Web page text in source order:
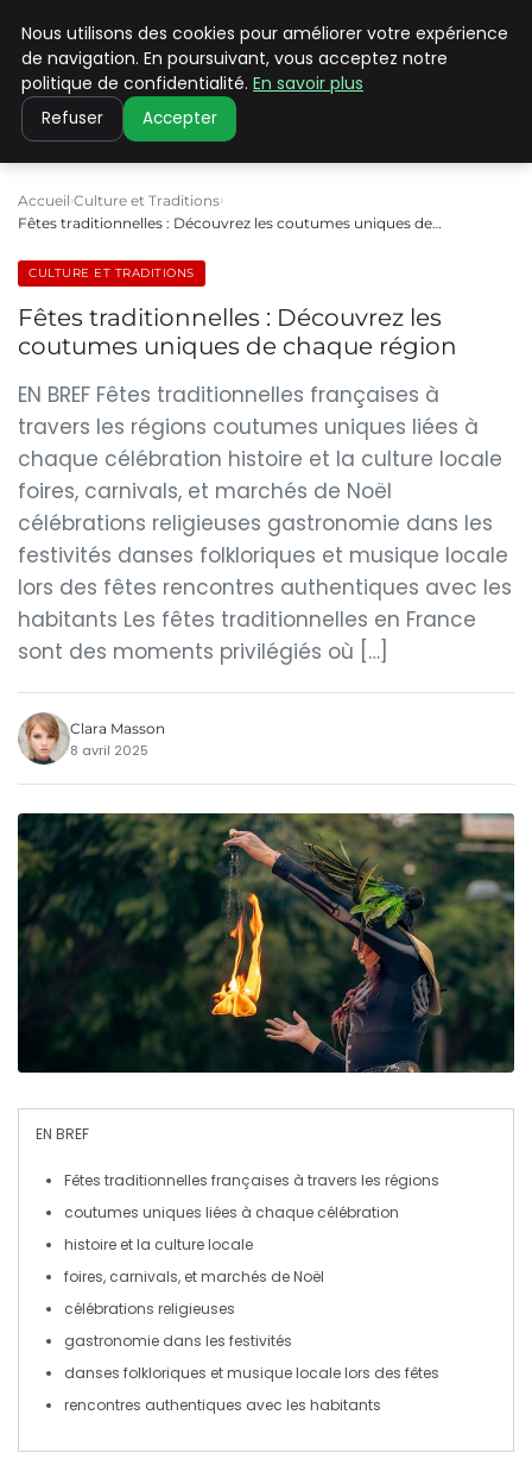
PILAT PATRIMOINES
Accueil Culture et Traditions
Fêtes traditionnelles : Découvrez les coutumes uniques de…
CULTURE ET TRADITIONS
Fêtes traditionnelles : Découvrez les
coutumes uniques de chaque région
EN BREF Fêtes traditionnelles françaises à
travers les régions coutumes uniques liées à
chaque célébration histoire et la culture locale
foires, carnivals, et marchés de Noël
célébrations religieuses gastronomie dans les
festivités danses folkloriques et musique locale
lors des fêtes rencontres authentiques avec les
habitants Les fêtes traditionnelles en France
sont des moments privilégiés où […]
Clara Masson
8 avril 2025
EN BREF
Fêtes traditionnelles françaises à travers les régions
coutumes uniques liées à chaque célébration
histoire et la culture locale
foires, carnivals, etmarchés de Noël
célébrations religieuses
gastronomie dans les festivités
danses folkloriques etmusique localelors des fêtes
rencontres authentiques avec les habitants
Nous utilisons des cookies pour améliorer votre expérience
de navigation. En poursuivant, vous acceptez notre
politique de confidentialité. En savoir plus
Refuser Accepter